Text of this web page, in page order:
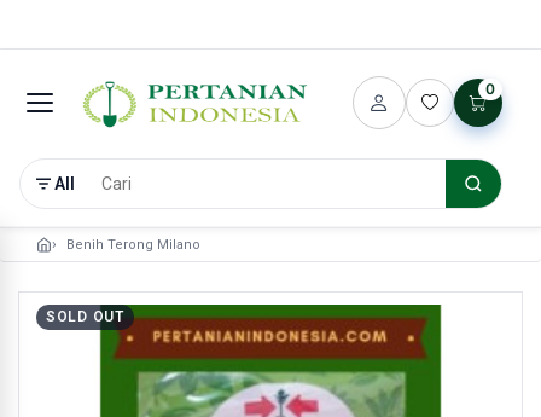
All
0
Benih Terong Milano
SOLD OUT